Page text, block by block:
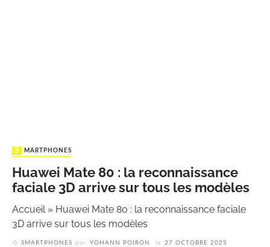
SMARTPHONES
Huawei Mate 80 : la reconnaissance
faciale 3D arrive sur tous les modèles
Accueil» Huawei Mate 80 : la reconnaissance faciale
3D arrive sur tous les modèles
SMARTPHONES par YOHANN POIRON le
27 OCTOBRE 2025